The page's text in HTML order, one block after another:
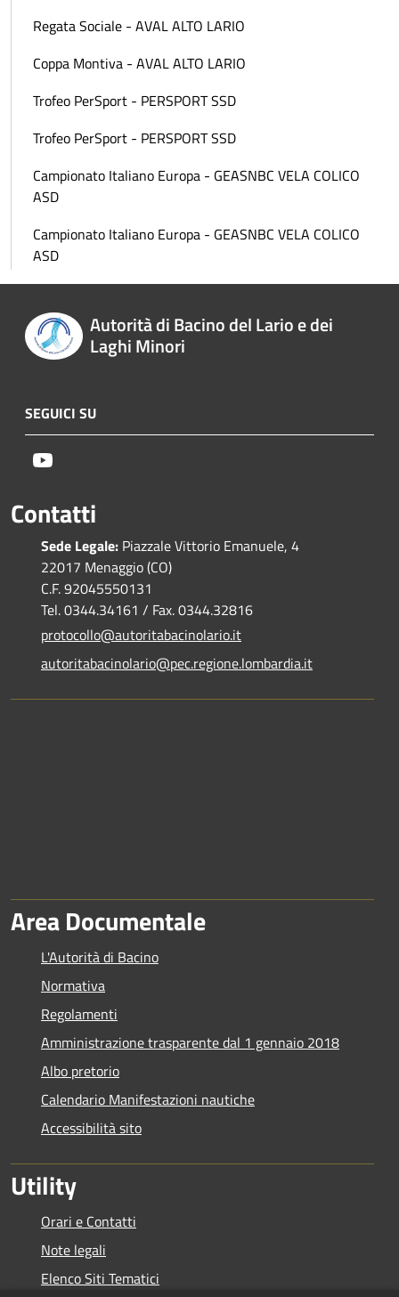
Regata Sociale - AVAL ALTO LARIO
Coppa Montiva - AVAL ALTO LARIO
Trofeo PerSport - PERSPORT SSD
Trofeo PerSport - PERSPORT SSD
Campionato Italiano Europa - GEASNBC VELA COLICO
ASD
Campionato Italiano Europa - GEASNBC VELA COLICO
ASD
Autorità di Bacino del Lario e dei
Laghi Minori
SEGUICI SU
Contatti
Sede Legale: Piazzale Vittorio Emanuele, 4
22017 Menaggio (CO)
C.F. 92045550131
Tel. 0344.34161 / Fax. 0344.32816
protocollo@autoritabacinolario.it
autoritabacinolario@pec.regione.lombardia.it
Area Documentale
L'Autorità di Bacino
Normativa
Regolamenti
Amministrazione trasparente dal 1 gennaio 2018
Albo pretorio
Calendario Manifestazioni nautiche
Accessibilità sito
Utility
Orari e Contatti
Note legali
Elenco Siti Tematici